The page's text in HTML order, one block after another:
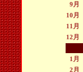
9月
10月
11月
12月
1月
2月